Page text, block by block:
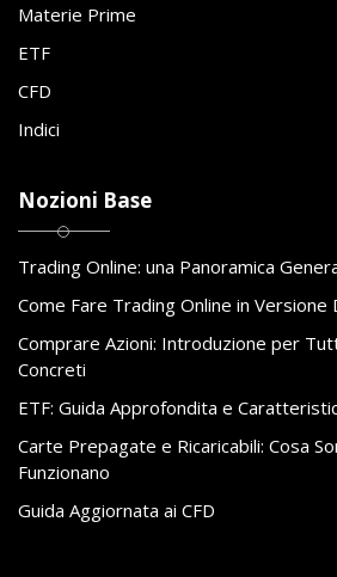
Materie Prime
ETF
CFD
Indici
Nozioni Base
Trading Online: una Panoramica
Come Fare Trading Online in Versione
Comprare Azioni: Introduzione per
Concreti
ETF: Guida Approfondita e
Carte Prepagate e Ricaricabili: Cosa
Funzionano
Guida Aggiornata ai CFD